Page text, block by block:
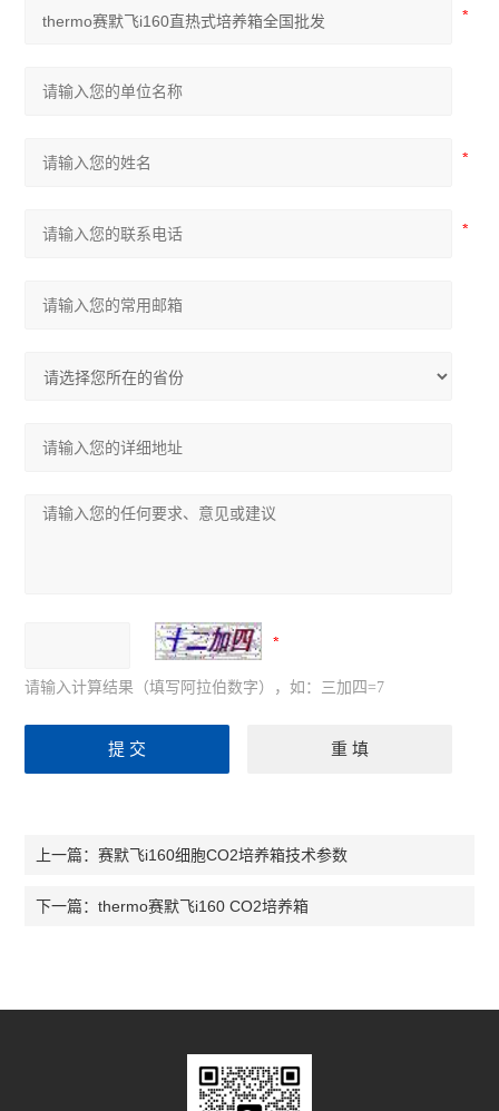
请输入计算结果（填写阿拉伯数字），如：三加四=7
上一篇：赛默飞i160细胞CO2培养箱技术参数
下一篇：thermo赛默飞i160 CO2培养箱